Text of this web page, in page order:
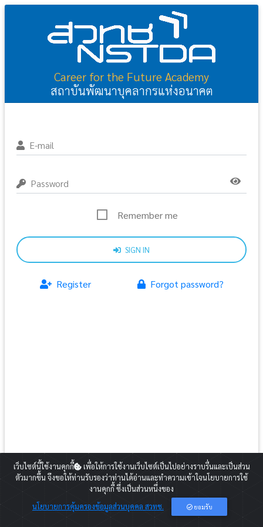
Career for the Future Academy
สถาบันพัฒนาบุคลากรแห่งอนาคต
E-mail
Password
Remember me
SIGN IN
Register Forgot password?
เว็บไซต์นี้ใช้งานคุกกี้
เพื่อให้การใช้งานเว็บไซต์เป็นไปอย่างราบรื่นและเป็นส่วน
ตัวมากขึ้น จึงขอให้ท่านรับรองว่าท่านได้อ่านและทำความเข้าใจนโยบายการใช้
งานคุกกี้ ซึ่งเป็นส่วนหนึ่งของ
นโยบายการคุ้มครองข้อมูลส่วนบุคคล สวทช.
ยอมรับ
สำหรับท่านที่ยังไม่ได้สมัครสมาชิกกรุณากดปุ่ม Register และดำเนินการตาม
ขั้นตอน
2020 Copyright:Career for the Future Academy
E-mail: